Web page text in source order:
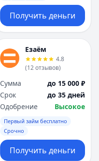
Получить деньги
Езаём
4.8
(12отзывов)
Сумма
до 15 000 ₽
Срок
до 35 дней
Одобрение
Высокое
Первый займ бесплатно
Срочно
Получить деньги